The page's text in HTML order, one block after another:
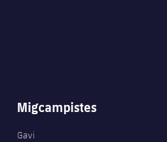
Migcampistes
Gavi